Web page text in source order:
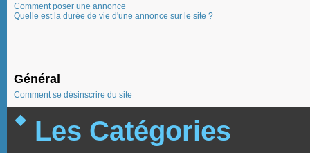
Comment poser une annonce
Quelle est la durée de vie d'une annonce sur le site ?
Général
Comment se désinscrire du site
Les Catégories